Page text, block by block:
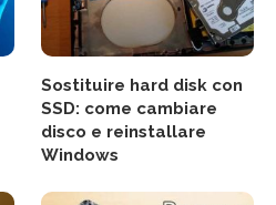
Sostituire hard disk con
SSD: come cambiare
disco e reinstallare
Windows